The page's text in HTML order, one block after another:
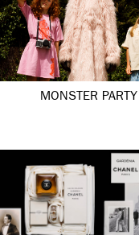
MONSTER PARTY